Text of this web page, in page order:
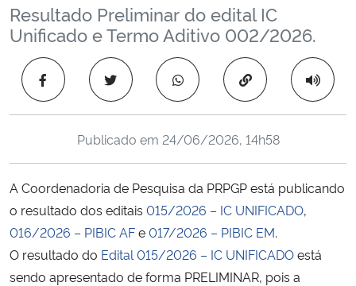
Ministério da Agricultura, Pecuária e Abastecimento
Ministério da Educação
Ministério da Cidadania
Ministério da Saúde
Ministério de Minas e Energia
Resultado Preliminar do edital IC
Unificado e Termo Aditivo 002/2026.
Copiar para área
Publicado em 24/06/2026, 14h58
A Coordenadoria de Pesquisa da PRPGP está publicando
o resultado dos editais 015/2026 – IC UNIFICADO,
016/2026 – PIBIC AFe017/2026 – PIBIC EM.
O resultado do Edital 015/2026 – IC UNIFICADOestá
sendo apresentado de forma PRELIMINAR, pois a